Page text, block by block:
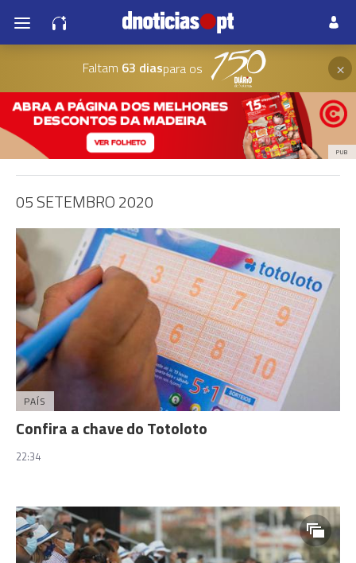
Faltam 63 diaspara os ×
PUB
05 SETEMBRO 2020
PAÍS
Confira a chave do Totoloto
22:34